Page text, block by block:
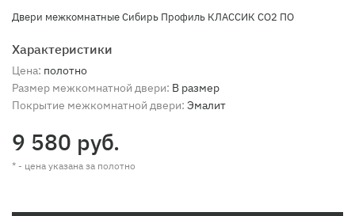
Двери межкомнатные Сибирь Профиль КЛАССИК СО2 ПО
Характеристики
Цена: полотно
Размер межкомнатной двери: В размер
Покрытие межкомнатной двери: Эмалит
9 580 руб.
* - цена указана за полотно